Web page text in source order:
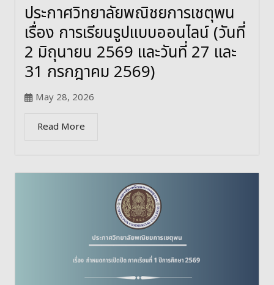
ประกาศวิทยาลัยพณิชยการเชตุพน
เรื่อง การเรียนรูปแบบออนไลน์ (วันที่
2 มิถุนายน 2569 และวันที่ 27 และ
31 กรกฎาคม 2569)
May 28, 2026
Read More